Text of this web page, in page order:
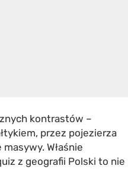
kontrastów –
przez pojezierza
Właśnie
z geografii Polski to nie